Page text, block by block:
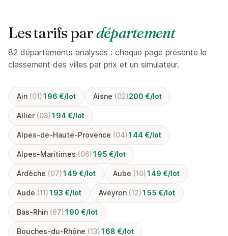
Les tarifs pardépartement
82 départements analysés : chaque page présente le
classement des villes par prix et un simulateur.
Ain (01)196 €/lot Aisne (02)200 €/lot
Allier (03)194 €/lot
Alpes-de-Haute-Provence (04)144 €/lot
Alpes-Maritimes (06)195 €/lot
Ardèche (07)149 €/lot Aube (10)149 €/lot
Aude (11)193 €/lot Aveyron (12)155 €/lot
Bas-Rhin (67)190 €/lot
Bouches-du-Rhône (13)168 €/lot